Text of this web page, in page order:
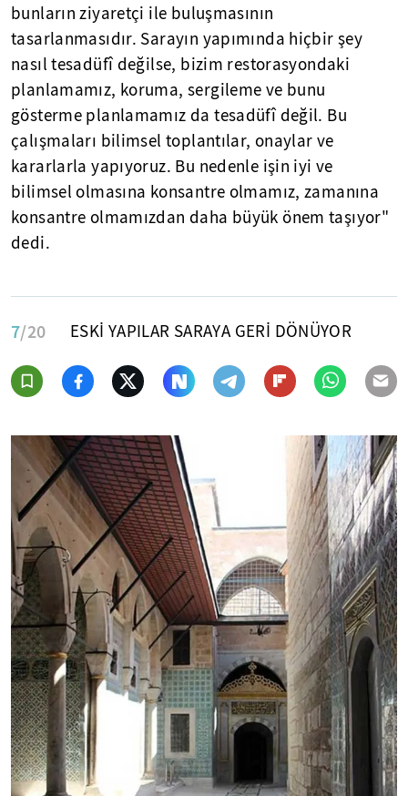
bunların ziyaretçi ile buluşmasının
tasarlanmasıdır. Sarayın yapımında hiçbir şey
nasıl tesadüfî değilse, bizim restorasyondaki
planlamamız, koruma, sergileme ve bunu
gösterme planlamamız da tesadüfî değil. Bu
çalışmaları bilimsel toplantılar, onaylar ve
kararlarla yapıyoruz. Bu nedenle işin iyi ve
bilimsel olmasına konsantre olmamız, zamanına
konsantre olmamızdan daha büyük önem taşıyor"
dedi.
7/20 ESKİ YAPILAR SARAYA GERİ DÖNÜYOR